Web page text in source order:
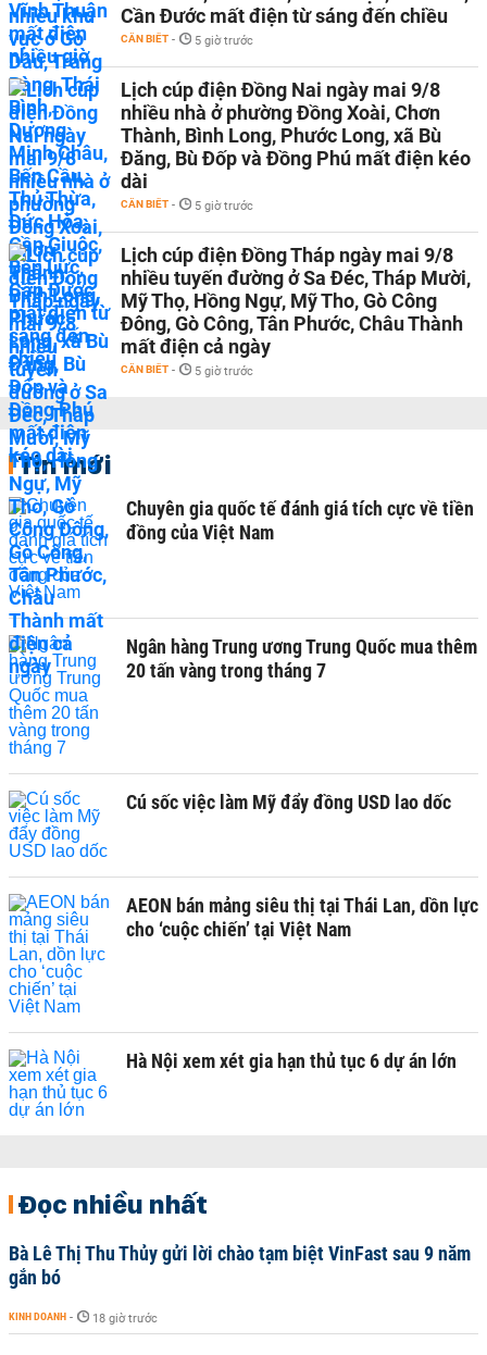
Cần Đước mất điện từ sáng đến chiều
CẦN BIẾT - 5 giờ trước
Lịch cúp điện Đồng Nai ngày mai 9/8
nhiều nhà ở phường Đồng Xoài, Chơn
Thành, Bình Long, Phước Long, xã Bù
Đăng, Bù Đốp và Đồng Phú mất điện kéo
dài
CẦN BIẾT - 5 giờ trước
Lịch cúp điện Đồng Tháp ngày mai 9/8
nhiều tuyến đường ở Sa Đéc, Tháp Mười,
Mỹ Thọ, Hồng Ngự, Mỹ Tho, Gò Công
Đông, Gò Công, Tân Phước, Châu Thành
mất điện cả ngày
CẦN BIẾT - 5 giờ trước
Tin mới
Chuyên gia quốc tế đánh giá tích cực về tiền
đồng của Việt Nam
Ngân hàng Trung ương Trung Quốc mua thêm
20 tấn vàng trong tháng 7
Cú sốc việc làm Mỹ đẩy đồng USD lao dốc
AEON bán mảng siêu thị tại Thái Lan, dồn lực
cho ‘cuộc chiến’ tại Việt Nam
Hà Nội xem xét gia hạn thủ tục 6 dự án lớn
Đọc nhiều nhất
Bà Lê Thị Thu Thủy gửi lời chào tạm biệt VinFast sau 9 năm
gắn bó
KINH DOANH - 18 giờ trước